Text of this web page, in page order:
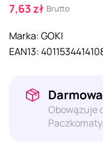
7,63 zł Brutto
Marka:GOKI
EAN13:
Obowązuje
Paczkomaty.